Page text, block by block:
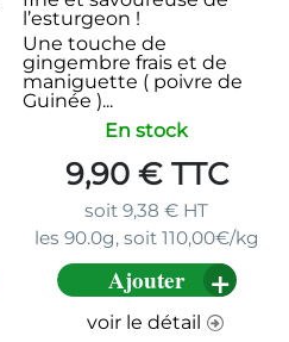
l’esturgeon !
Une touche de
gingembre frais et de
maniguette ( poivre de
Guinée )...
En stock
9,90 €TTC
soit 9,38 € HT
les 90.0g, soit 110,00€/kg
Ajouter
voir le détail